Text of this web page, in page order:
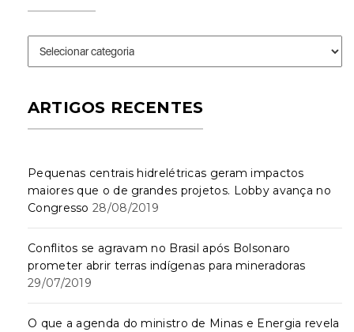
Seções
ARTIGOS RECENTES
Pequenas centrais hidrelétricas geram impactos
maiores que o de grandes projetos. Lobby avança no
Congresso 28/08/2019
Conflitos se agravam no Brasil após Bolsonaro
prometer abrir terras indígenas para mineradoras
29/07/2019
O que a agenda do ministro de Minas e Energia revela